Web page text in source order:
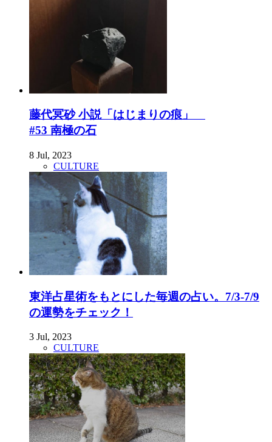
藤代冥砂 小説「はじまりの痕」
#53 南極の石
8 Jul, 2023
CULTURE
東洋占星術をもとにした毎週の占い。7/3-7/9
の運勢をチェック！
3 Jul, 2023
CULTURE